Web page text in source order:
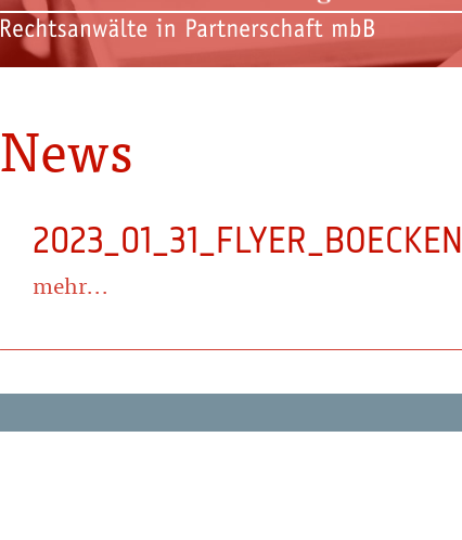
News
2023_01_31_FLYER_BOECKEN
mehr...